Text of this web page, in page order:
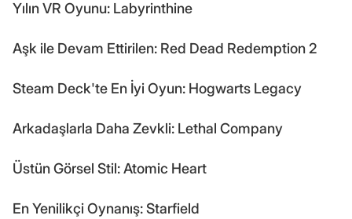
Yılın VR Oyunu: Labyrinthine
Aşk ile Devam Ettirilen: Red Dead Redemption 2
Steam Deck'te En İyi Oyun: Hogwarts Legacy
Arkadaşlarla Daha Zevkli: Lethal Company
Üstün Görsel Stil: Atomic Heart
En Yenilikçi Oynanış: Starfield